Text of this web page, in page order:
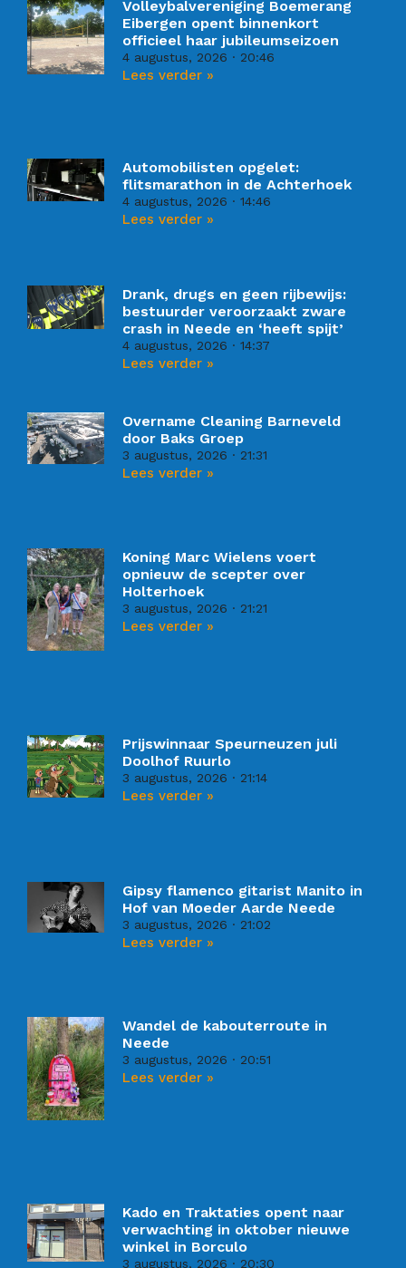
Volleybalvereniging Boemerang
Eibergen opent binnenkort
officieel haar jubileumseizoen
4 augustus, 2026 20:46
Lees verder »
Automobilisten opgelet:
flitsmarathon in de Achterhoek
4 augustus, 2026 14:46
Lees verder »
Drank, drugs en geen rijbewijs:
bestuurder veroorzaakt zware
crash in Neede en ‘heeft spijt’
4 augustus, 2026 14:37
Lees verder »
Overname Cleaning Barneveld
door Baks Groep
3 augustus, 2026 21:31
Lees verder »
Koning Marc Wielens voert
opnieuw de scepter over
Holterhoek
3 augustus, 2026 21:21
Lees verder »
Prijswinnaar Speurneuzen juli
Doolhof Ruurlo
3 augustus, 2026 21:14
Lees verder »
Gipsy flamenco gitarist Manito in
Hof van Moeder Aarde Neede
3 augustus, 2026 21:02
Lees verder »
Wandel de kabouterroute in
Neede
3 augustus, 2026 20:51
Lees verder »
Kado en Traktaties opent naar
verwachting in oktober nieuwe
winkel in Borculo
3 augustus, 2026 20:30